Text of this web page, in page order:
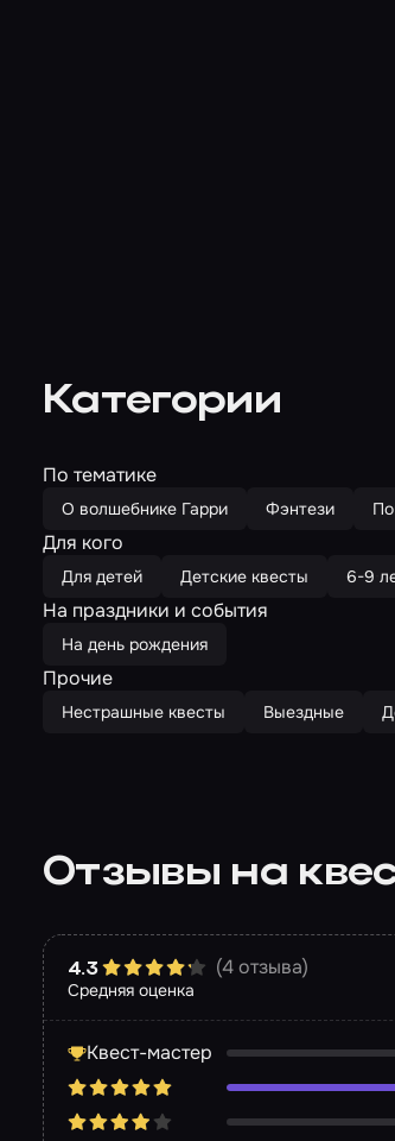
Категории
По тематике
О волшебнике Гарри Фэнтези
Для кого
Для детей Детские квесты 6-9
На праздники и события
На день рождения
Прочие
Нестрашные квесты Выездные
Отзывы на
Средняя оценка
4.3 (4 отзыва)
Квест-мастер